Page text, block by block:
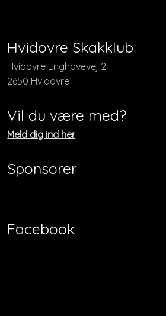
​​Hvidovre Skakklub
​​Hvidovre Enghavevej 2
2650 Hvidovre
Vil du være med?
​Meld dig ind her
Sponsorer
Facebook​